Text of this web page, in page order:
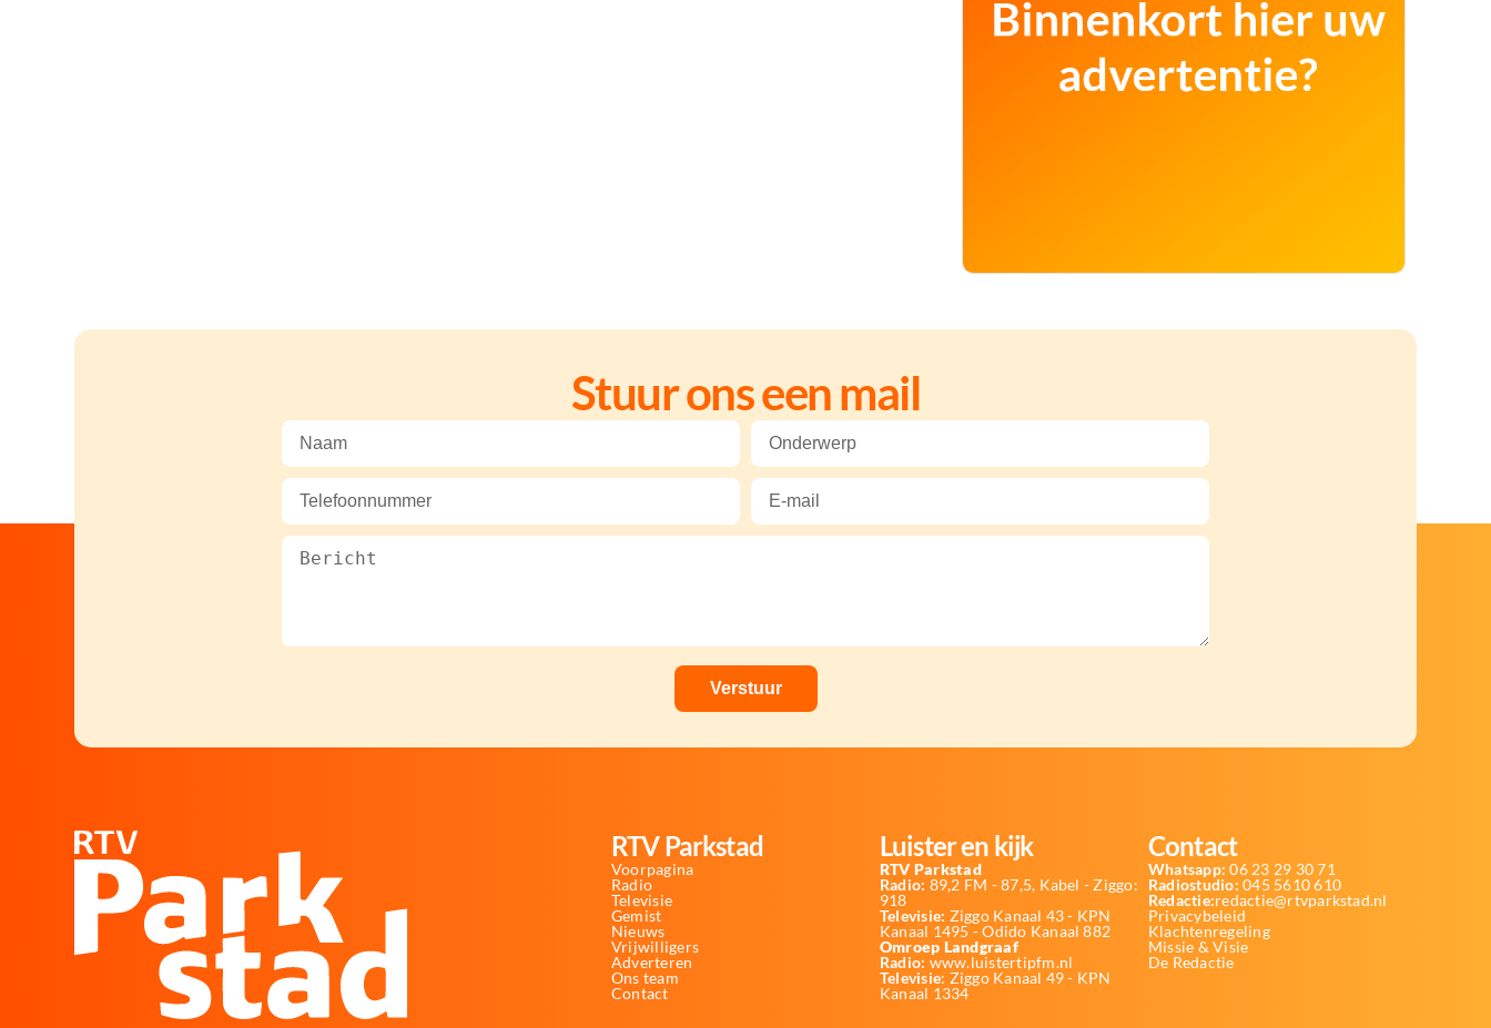
Stuur ons een mail
RTV Parkstad
Voorpagina
Radio
Televisie
Gemist
Nieuws
Vrijwilligers
Adverteren
Ons team
Contact
Luister en kijk
RTV Parkstad
Radio: 89,2 FM - 87,5, Kabel - Ziggo:
918
Televisie: Ziggo Kanaal 43 - KPN
Kanaal 1495 - Odido Kanaal 882
Omroep Landgraaf
Radio: www.luistertipfm.nl
Televisie: Ziggo Kanaal 49 - KPN
Kanaal 1334
Contact
Whatsapp: 06 23 29 30 71
Radiostudio: 045 5610 610
Redactie:redactie@rtvparkstad.nl
Privacybeleid
Klachtenregeling
Missie & Visie
De Redactie